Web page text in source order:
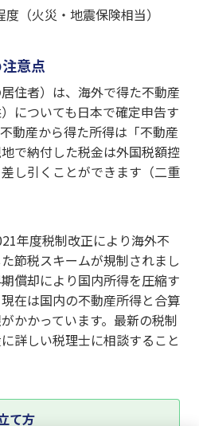
度（火災・地震保険相当）
意点
住者）は、海外で得た不動産
についても日本で確定申告す
動産から得た所得は「不動産
で納付した税金は外国税額控
し引くことができます（二重
年度税制改正により海外不
節税スキームが規制されまし
償却により国内所得を圧縮す
在は国内の不動産所得と合算
かかっています。最新の税制
詳しい税理士に相談すること
て方